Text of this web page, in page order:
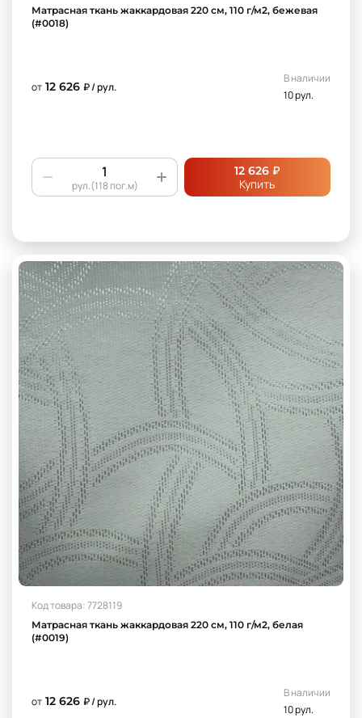
Матрасная ткань жаккардовая 220 см, 110 г/м2, бежевая
(#0018)
от 12 626 ₽ / рул.
В наличии
10 рул.
рул.(118 пог.м)
12 626 ₽
Купить
Код товара: 7728119
Матрасная ткань жаккардовая 220 см, 110 г/м2, белая
(#0019)
от 12 626 ₽ / рул.
В наличии
10 рул.